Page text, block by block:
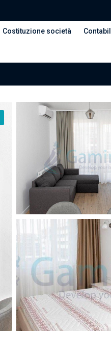
Costituzione società